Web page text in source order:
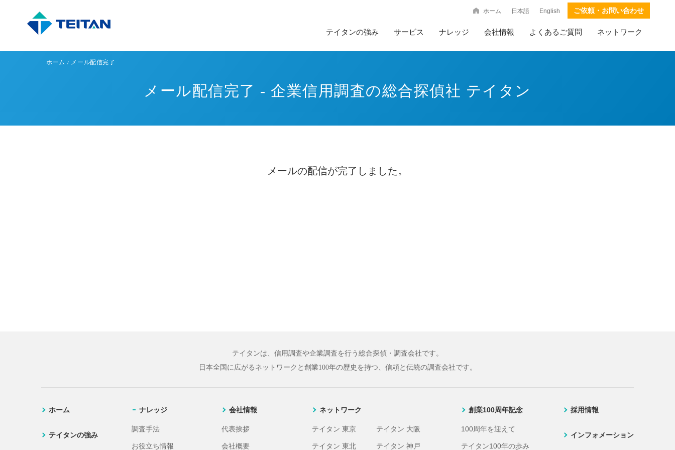
ホーム 日本語 English ご依頼・お問い合わせ
テイタンの強み サービス ナレッジ 会社情報 よくあるご質問 ネットワーク
メール配信完了 - 企業信用調査の総合探偵社 テイタン
ホーム メール配信完了
メールの配信が完了しました。
テイタンは、信用調査や企業調査を行う総合探偵・調査会社です。
日本全国に広がるネットワークと 創業100年の歴史を持つ、信頼と伝統の調査会社です。
ホーム
テイタンの強み
ナレッジ
調査手法
お役立ち情報
会社情報
代表挨拶
会社概要
ネットワーク
テイタン 東京
テイタン 東北
テイタン 大阪
テイタン 神戸
創業100周年記念
100周年を迎えて
テイタン100年の歩み
採用情報
インフォメーション